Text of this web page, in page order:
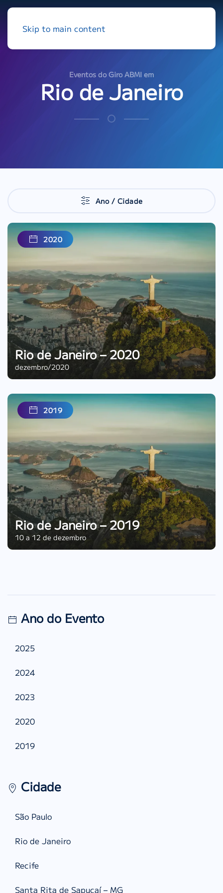
Skip to main content
Eventos do Giro ABMI em
Rio de Janeiro
Ano do Evento
2025
2024
2023
2020
2019
Cidade
São Paulo
Rio de Janeiro
Recife
Santa Rita de Sapucaí – MG
Ano / Cidade
2020
Rio de Janeiro – 2020
dezembro/2020
2019
Rio de Janeiro – 2019
10 a 12 de dezembro